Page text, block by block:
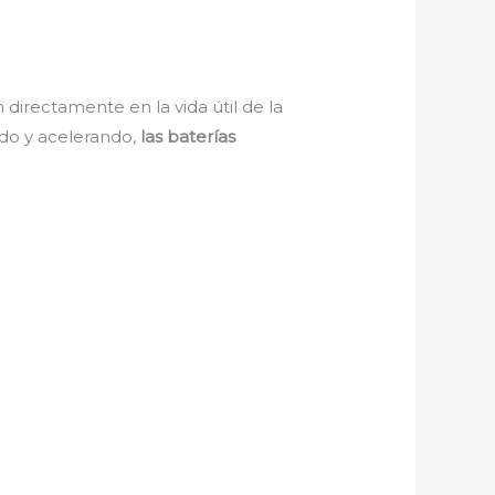
directamente en la vida útil de la
y acelerando, las baterías